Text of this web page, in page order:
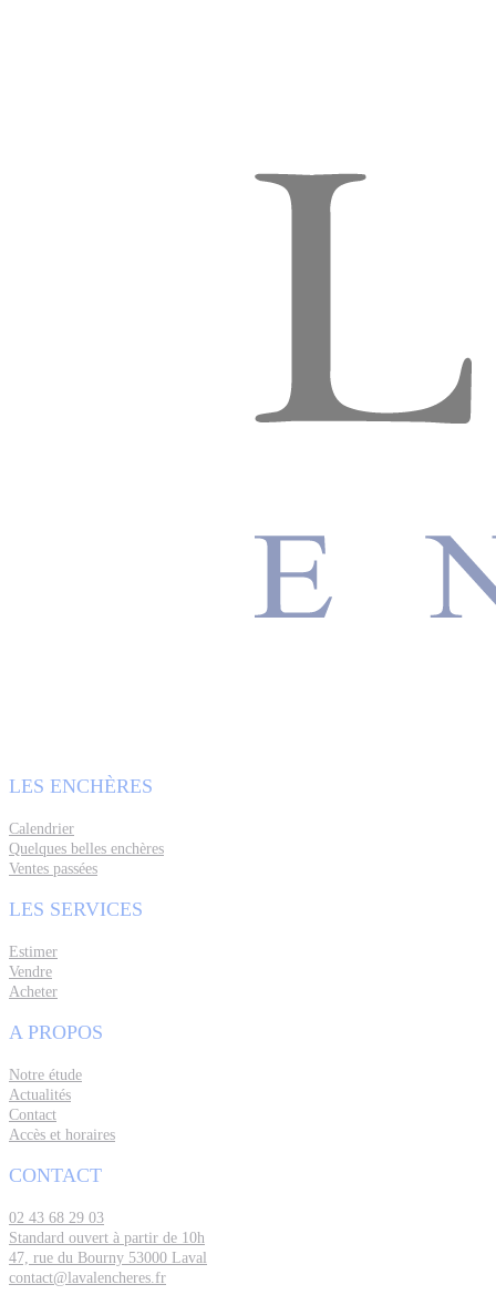
LES ENCHÈRES
Calendrier
Quelques belles enchères
Ventes passées
LES SERVICES
Estimer
Vendre
Acheter
A PROPOS
Notre étude
Actualités
Contact
Accès et horaires
CONTACT
02 43 68 29 03
Standard ouvert à partir de 10h
47, rue du Bourny 53000 Laval
contact@lavalencheres.fr